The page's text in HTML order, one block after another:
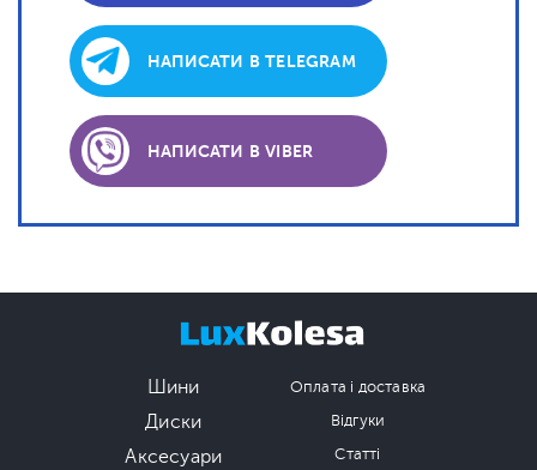
НАПИСАТИ В TELEGRAM
НАПИСАТИ В VIBER
Шини
Диски
Аксесуари
Оплата і доставка
Відгуки
Статті